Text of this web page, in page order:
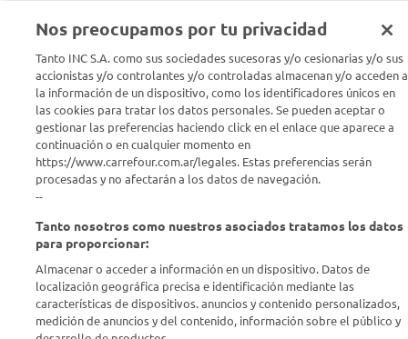
Conocenos
Info útil
Comprá Online
Enterate de nuestras ofertas
Dejanos tu mail para recibir todas las ofertas y promociones antes
ENVIAR
Nos preocupamos por tu privacidad
Tanto INC S.A. como sus sociedades sucesoras y/o cesionarias y/o sus
accionistas y/o controlantes y/o controladas almacenan y/o acceden a
la información de un dispositivo, como los identificadores únicos en
las cookies para tratar los datos personales. Se pueden aceptar o
gestionar las preferencias haciendo click en el enlace que aparece a
continuación o en cualquier momento en
https://www.carrefour.com.ar/legales. Estas preferencias serán
procesadas y no afectarán a los datos de navegación.
--
Tanto nosotros como nuestros asociados tratamos los datos
para proporcionar:
Almacenar o acceder a información en un dispositivo. Datos de
localización geográfica precisa e identificación mediante las
características de dispositivos. anuncios y contenido personalizados,
medición de anuncios y del contenido, información sobre el público y